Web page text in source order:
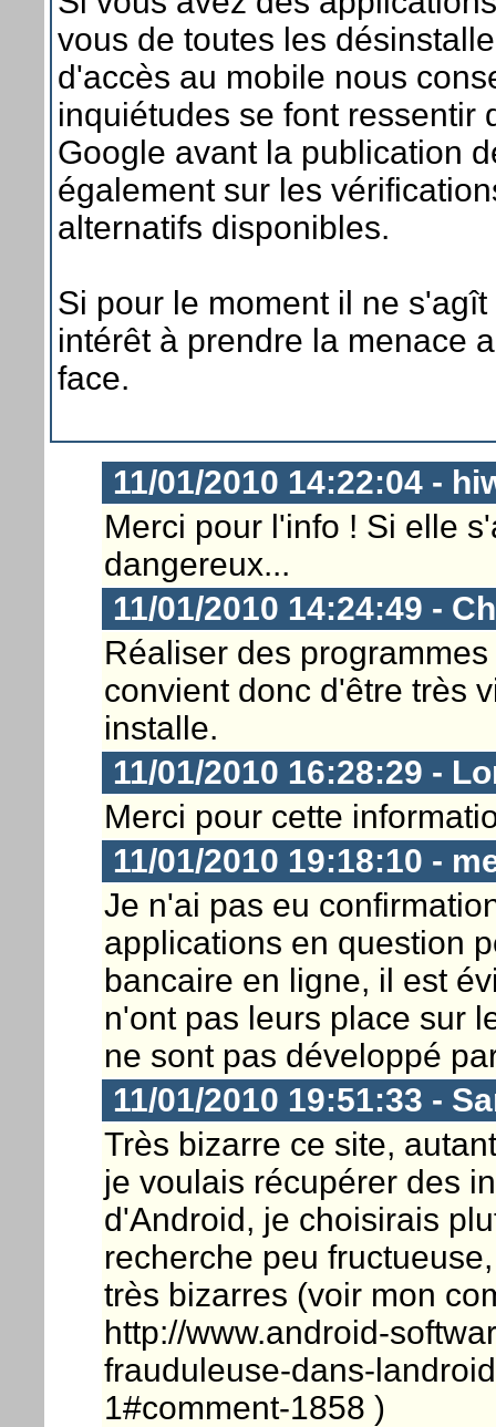
vous de toutes les
d'accès au mobile nous
inquiétudes se font ressentir
Google avant la publication
également sur les
alternatifs disponibles.
Si pour le moment il ne
intérêt à prendre la menace
face.
11/01/2010 14:22:04 -
Merci pour l'info ! Si elle
dangereux...
11/01/2010 14:24:49 -
Réaliser des
convient donc d'être très
installe.
11/01/2010 16:28:29 -
Merci pour cette
11/01/2010 19:18:10 -
Je n'ai pas eu
applications en question
bancaire en ligne, il est
n'ont pas leurs place sur
ne sont pas développé
11/01/2010 19:51:33 -
Très bizarre ce site,
je voulais récupérer des
d'Android, je choisirais
recherche peu
très bizarres (voir mon
http://www.android-
frauduleuse-dans-
1#comment-1858 )